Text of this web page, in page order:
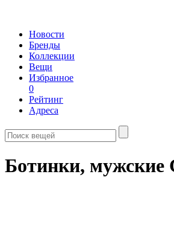
Новости
Бренды
Коллекции
Вещи
Избранное
0
Рейтинг
Адреса
Ботинки, мужские